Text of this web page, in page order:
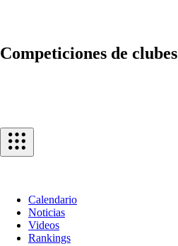
Competiciones de clubes
Calendario
Noticias
Videos
Rankings